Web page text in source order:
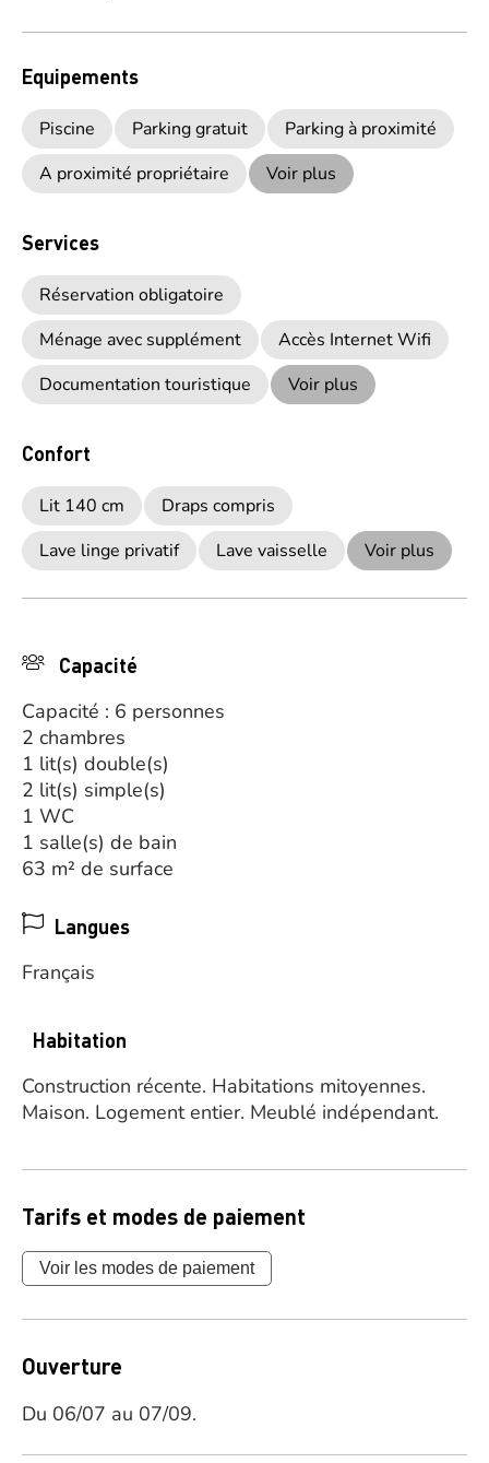
Equipements
Piscine Parking gratuit
Parking à proximité
A proximité propriétaire
Voir plus
Services
Réservation obligatoire
Ménage avec supplément
Accès Internet Wifi
Documentation touristique
Voir plus
Confort
Lit 140 cm
Draps compris
Lave linge privatif
Lave vaisselle Voir plus
Capacité
Capacité : 6 personnes
2 chambres
1 lit(s) double(s)
2 lit(s) simple(s)
1 WC
1 salle(s) de bain
63 m² de surface
Langues
Français
Habitation
Construction récente. Habitations mitoyennes.
Maison. Logement entier. Meublé indépendant.
Tarifs et modes de paiement
Voir les modes de paiement
Ouverture
Du 06/07 au 07/09.